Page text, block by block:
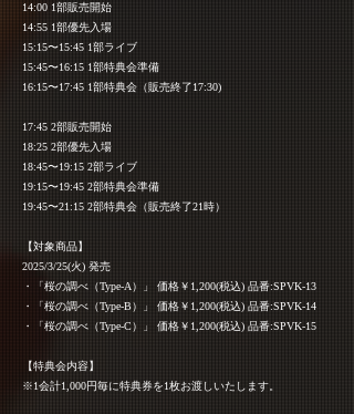
14:00 1部販売開始
14:55 1部優先入場
15:15〜15:45 1部ライブ
15:45〜16:15 1部特典会準備
16:15〜17:45 1部特典会（販売終了17:30)
17:45 2部販売開始
18:25 2部優先入場
18:45〜19:15 2部ライブ
19:15〜19:45 2部特典会準備
19:45〜21:15 2部特典会（販売終了21時）
【対象商品】
2025/3/25(火) 発売
・「桜の調べ（Type-A）」 価格￥1,200(税込) 品番:SPVK-13
・「桜の調べ（Type-B）」 価格￥1,200(税込) 品番:SPVK-14
・「桜の調べ（Type-C）」 価格￥1,200(税込) 品番:SPVK-15
【特典会内容】
※1会計1,000円毎に特典券を1枚お渡しいたします。